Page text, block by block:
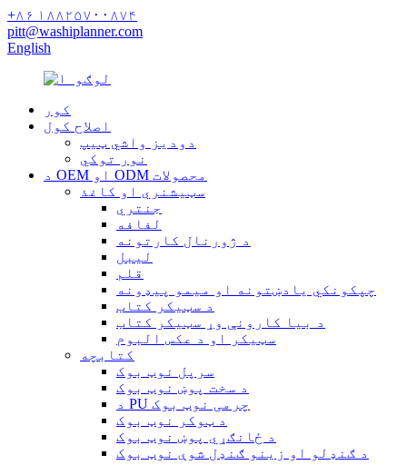
+۸۶ ۱۸۸۲۵۷۰۰۸۷۴
pitt@washiplanner.com
English
کور
اصلاح کول
دودیز واشي ټیپ
نور توکي
د OEM او ODM محصولات
سټیشنري او کاغذ
جنتري
لفافه
د ژورنال کارتونه
لیبل
قلم
چپکونکي یادښتونه او میمو پیډونه
د سټیکر کتاب
د بیا کارونې وړ سټیکر کتاب
سټیکر او د عکس البوم
کتابچه
سرپل نوټ بوک
د سخت پوښ نوټ بوک
د PU چرمی نوټ بوک
د ټوکر نوټ بوک
د ځانګړي پوښ نوټ بوک
د ګنډلو او زینو ګنډل شوې نوټ بوک